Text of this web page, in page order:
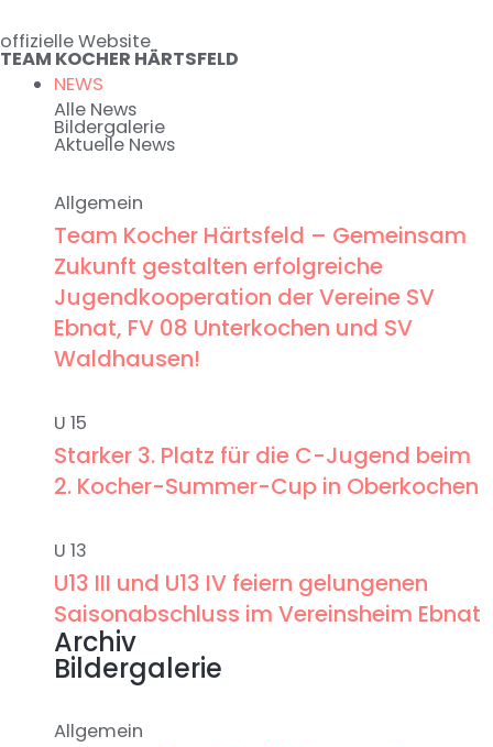
Inhalt
springen
offizielle Website
TEAM KOCHER HÄRTSFELD
NEWS
Alle News
Bildergalerie
Aktuelle News
Allgemein
Team Kocher Härtsfeld – Gemeinsam
Zukunft gestalten erfolgreiche
Jugendkooperation der Vereine SV
Ebnat, FV 08 Unterkochen und SV
Waldhausen!
U 15
Starker 3. Platz für die C-Jugend beim
2. Kocher-Summer-Cup in Oberkochen
U 13
U13 III und U13 IV feiern gelungenen
Saisonabschluss im Vereinsheim Ebnat
Archiv
Bildergalerie
Allgemein